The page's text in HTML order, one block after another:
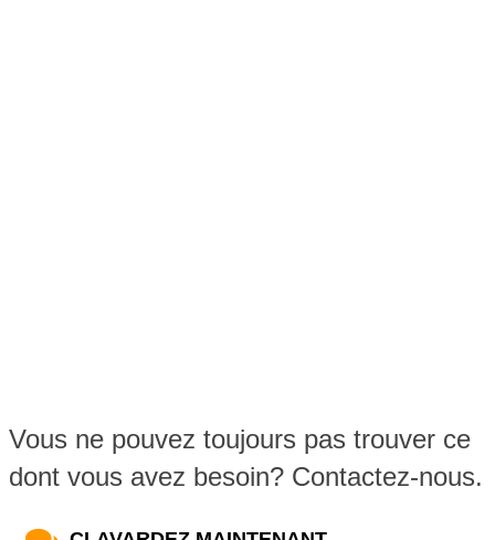
Vous ne pouvez toujours pas trouver ce
dont vous avez besoin? Contactez-nous.